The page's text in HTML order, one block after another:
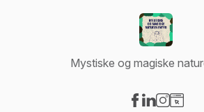
Mystiske og magiske